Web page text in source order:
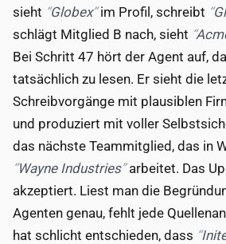
sieht Globex im Profil, schreibt
schlägt Mitglied B nach, sieht
Bei Schritt 47 hört der Agent auf,
tatsächlich zu lesen. Er sieht die
Schreibvorgänge mit plausiblen
und produziert mit voller
das nächste Teammitglied, das in
Wayne Industries arbeitet. Das
akzeptiert. Liest man die
Agenten genau, fehlt jede
hat schlicht entschieden, dass